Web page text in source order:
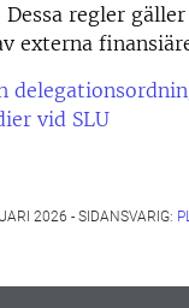
regler
externa
vid SLU
2026 - SIDANSVARIG: